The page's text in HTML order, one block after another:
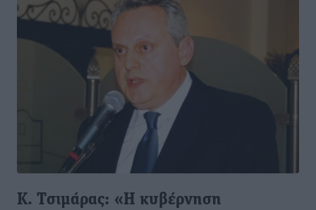
K. Tσιμάρας: «Η κυβέρνηση